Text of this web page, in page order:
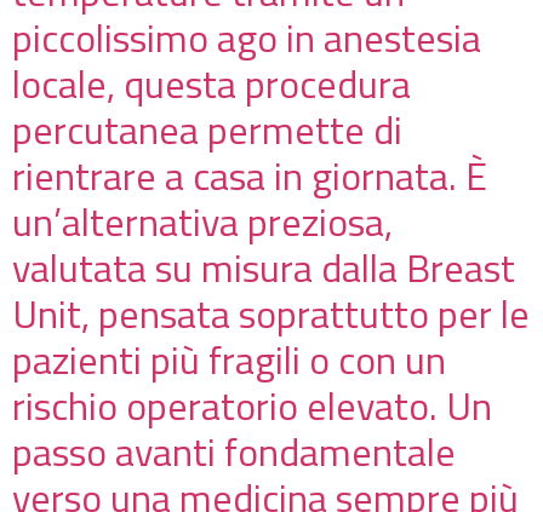
piccolissimo ago in anestesia
locale, questa procedura
percutanea permette di
rientrare a casa in giornata. È
un’alternativa preziosa,
valutata su misura dalla Breast
Unit, pensata soprattutto per le
pazienti più fragili o con un
rischio operatorio elevato. Un
passo avanti fondamentale
verso una medicina sempre più